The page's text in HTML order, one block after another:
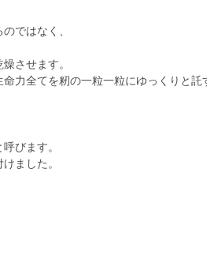
ではなく、
させます。
力全てを籾の一粒一粒にゆっくりと託
びます。
ました。